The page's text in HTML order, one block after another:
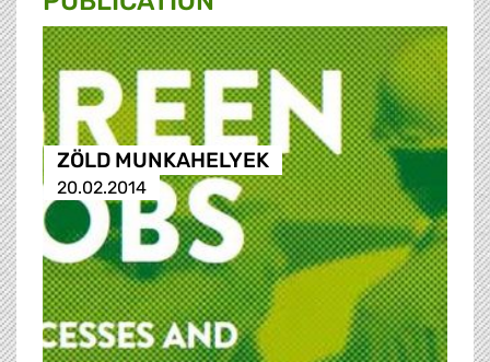
ZÖLD MUNKAHELYEK
20.02.2014